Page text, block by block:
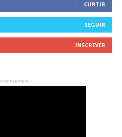
CURTIR
SEGUIR
INSCREVER
-